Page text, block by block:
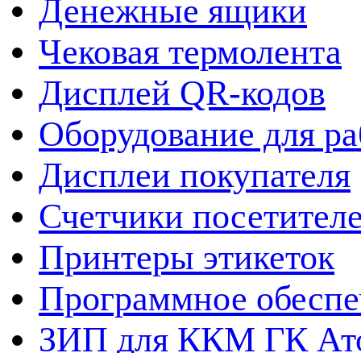
Денежные ящики
Чековая термолента
Дисплей QR-кодов
Оборудование для
Дисплеи покупателя
Счетчики
Принтеры этикеток
Программное
ЗИП для ККМ ГК